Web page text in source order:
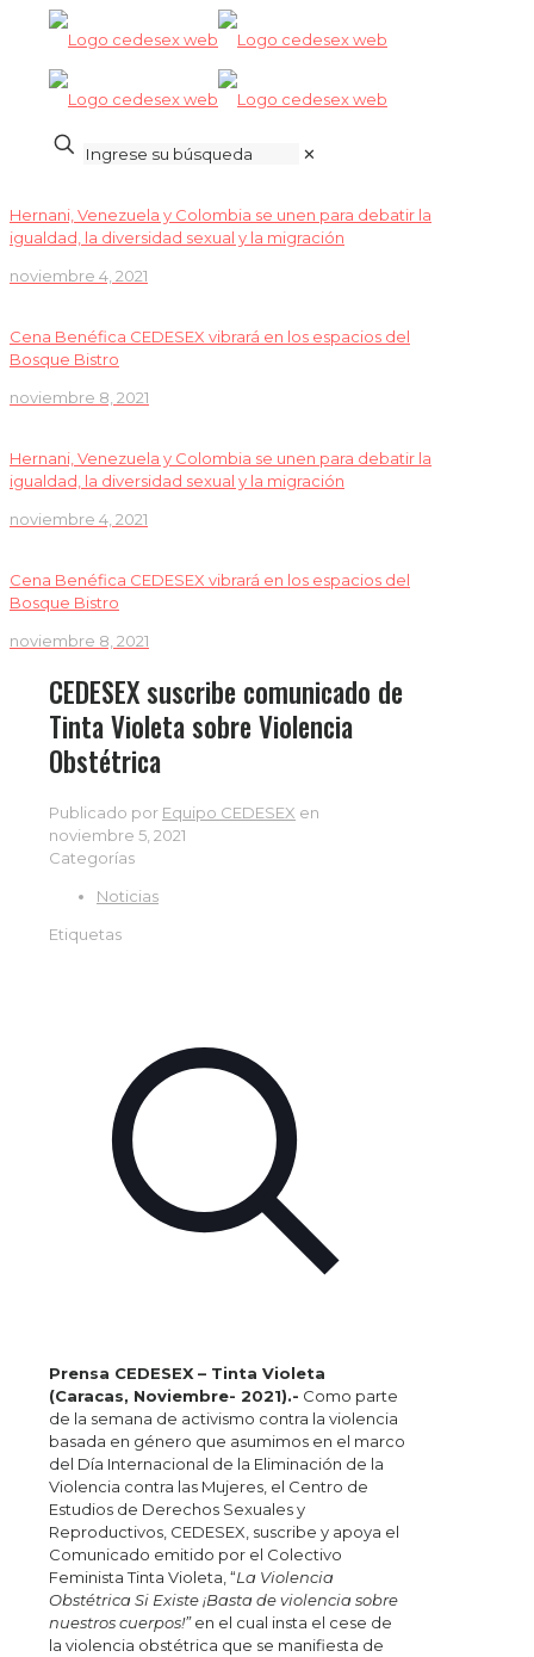
✕
Hernani, Venezuela y Colombia se unen para debatir la
igualdad, la diversidad sexual y la migración
noviembre 4, 2021
Cena Benéfica CEDESEX vibrará en los espacios del
Bosque Bistro
noviembre 8, 2021
Hernani, Venezuela y Colombia se unen para debatir la
igualdad, la diversidad sexual y la migración
noviembre 4, 2021
Cena Benéfica CEDESEX vibrará en los espacios del
Bosque Bistro
noviembre 8, 2021
CEDESEX suscribe comunicado de
Tinta Violeta sobre Violencia
Obstétrica
Publicado por Equipo CEDESEX en
noviembre 5, 2021
Categorías
Noticias
Etiquetas
Prensa CEDESEX – Tinta Violeta
(Caracas, Noviembre- 2021).- Como parte
de la semana de activismo contra la violencia
basada en género que asumimos en el marco
del Día Internacional de la Eliminación de la
Violencia contra las Mujeres, el Centro de
Estudios de Derechos Sexuales y
Reproductivos, CEDESEX, suscribe y apoya el
Comunicado emitido por el Colectivo
Feminista Tinta Violeta, “La Violencia
Obstétrica Si Existe ¡Basta de violencia sobre
nuestros cuerpos!”en el cual insta el cese de
la violencia obstétrica que se manifiesta de